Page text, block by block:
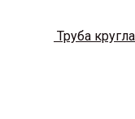
Труба